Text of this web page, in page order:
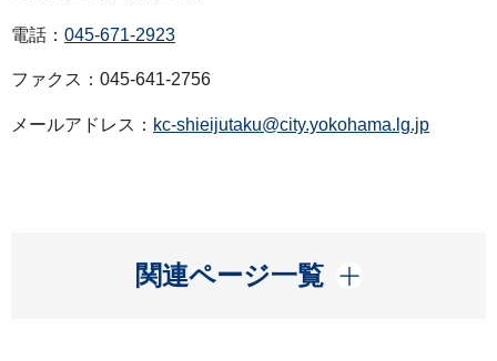
電話： 045-671-2923
ファクス：045-641-2756
メールアドレス： kc-shieijutaku@city.yokohama.lg.jp
関連ページ一覧
開く